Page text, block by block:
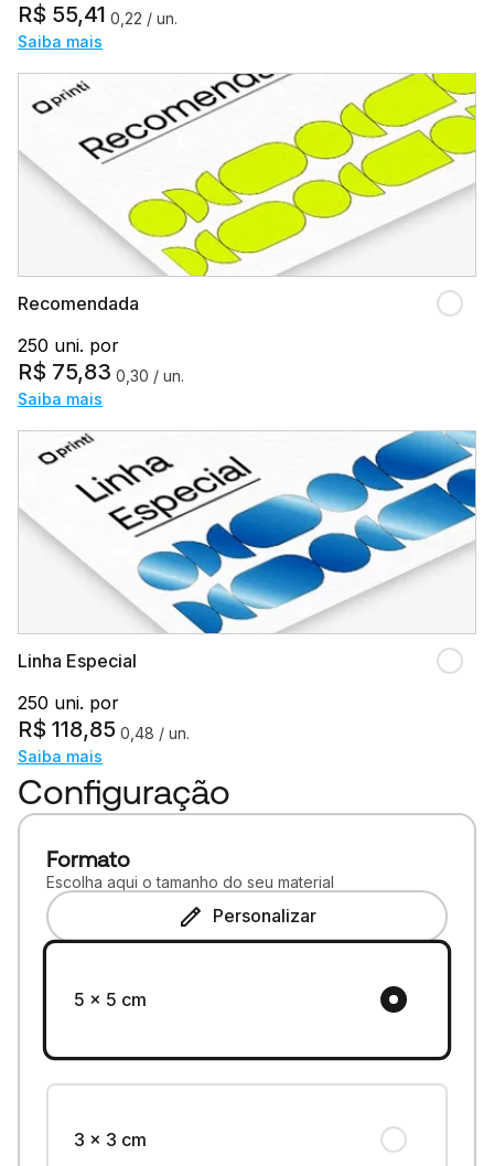
R$ 55,41 0,22 / un.
Saiba mais
Recomendada
250 uni. por
R$ 75,83 0,30 / un.
Saiba mais
Linha Especial
250 uni. por
R$ 118,85 0,48 / un.
Saiba mais
Configuração
Formato
Escolha aqui o tamanho do seu material
Personalizar
5 x 5 cm
3 x 3 cm